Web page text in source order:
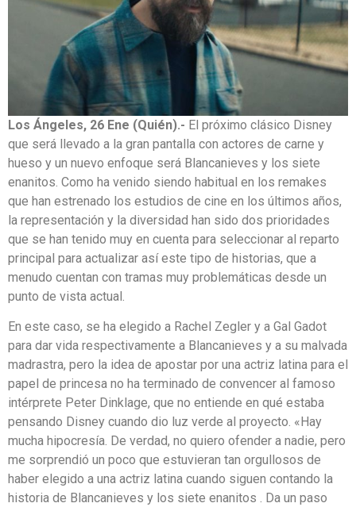
Los Ángeles, 26 Ene (Quién).- El próximo clásico Disney
que será llevado a la gran pantalla con actores de carne y
hueso y un nuevo enfoque será Blancanieves y los siete
enanitos. Como ha venido siendo habitual en los remakes
que han estrenado los estudios de cine en los últimos años,
la representación y la diversidad han sido dos prioridades
que se han tenido muy en cuenta para seleccionar al reparto
principal para actualizar así este tipo de historias, que a
menudo cuentan con tramas muy problemáticas desde un
punto de vista actual.
En este caso, se ha elegido a Rachel Zegler y a Gal Gadot
para dar vida respectivamente a Blancanieves y a su malvada
madrastra, pero la idea de apostar por una actriz latina para el
papel de princesa no ha terminado de convencer al famoso
intérprete Peter Dinklage, que no entiende en qué estaba
pensando Disney cuando dio luz verde al proyecto. «Hay
mucha hipocresía. De verdad, no quiero ofender a nadie, pero
me sorprendió un poco que estuvieran tan orgullosos de
haber elegido a una actriz latina cuando siguen contando la
historia de Blancanieves y los siete enanitos . Da un paso